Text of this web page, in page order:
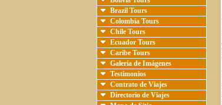
Brazil Tours
Colombia Tours
Chile Tours
Ecuador Tours
Caribe Tours
Galería de Imágenes
Testimonios
Contrato de Viajes
Directorio de Viajes